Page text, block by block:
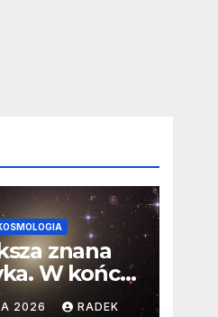
znana
W końcu
jej
2026 RADEK